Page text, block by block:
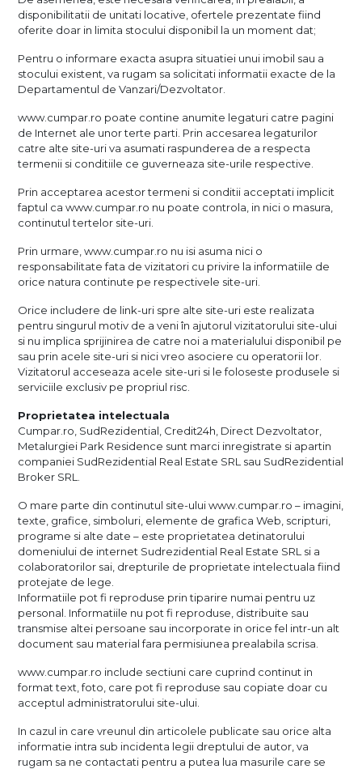
disponibilitatii de unitati locative, ofertele prezentate fiind
oferite doar in limita stocului disponibil la un moment dat;
Pentru o informare exacta asupra situatiei unui imobil sau a
stocului existent, va rugam sa solicitati informatii exacte de la
Departamentul de Vanzari/Dezvoltator.
www.cumpar.ro poate contine anumite legaturi catre pagini
de Internet ale unor terte parti. Prin accesarea legaturilor
catre alte site-uri va asumati raspunderea de a respecta
termenii si conditiile ce guverneaza site-urile respective.
Prin acceptarea acestor termeni si conditii acceptati implicit
faptul ca www.cumpar.ro nu poate controla, in nici o masura,
continutul tertelor site-uri.
Prin urmare, www.cumpar.ro nu isi asuma nici o
responsabilitate fata de vizitatori cu privire la informatiile de
orice natura continute pe respectivele site-uri.
Orice includere de link-uri spre alte site-uri este realizata
pentru singurul motiv de a veni în ajutorul vizitatorului site-ului
si nu implica sprijinirea de catre noi a materialului disponibil pe
sau prin acele site-uri si nici vreo asociere cu operatorii lor.
Vizitatorul acceseaza acele site-uri si le foloseste produsele si
serviciile exclusiv pe propriul risc.
Proprietatea intelectuala
Cumpar.ro, SudRezidential, Credit24h, Direct Dezvoltator,
Metalurgiei Park Residence sunt marci inregistrate si apartin
companiei SudRezidential Real Estate SRL sau SudRezidential
Broker SRL.
O mare parte din continutul site-ului www.cumpar.ro – imagini,
texte, grafice, simboluri, elemente de grafica Web, scripturi,
programe si alte date – este proprietatea detinatorului
domeniului de internet Sudrezidential Real Estate SRL si a
colaboratorilor sai, drepturile de proprietate intelectuala fiind
protejate de lege.
Informatiile pot fi reproduse prin tiparire numai pentru uz
personal. Informatiile nu pot fi reproduse, distribuite sau
transmise altei persoane sau incorporate in orice fel intr-un alt
document sau material fara permisiunea prealabila scrisa.
www.cumpar.ro include sectiuni care cuprind continut in
format text, foto, care pot fi reproduse sau copiate doar cu
acceptul administratorului site-ului.
In cazul in care vreunul din articolele publicate sau orice alta
informatie intra sub incidenta legii dreptului de autor, va
rugam sa ne contactati pentru a putea lua masurile care se